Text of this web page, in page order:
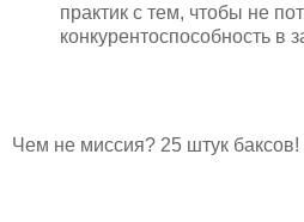
практик с тем, чтобы не
конкурентоспособность в
Чем не миссия? 25 штук баксов!